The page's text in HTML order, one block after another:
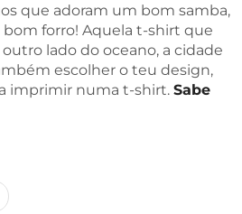
que adoram um bom samba,
forro! Aquela t-shirt que
lado do oceano, a cidade
escolher o teu design,
imprimir numa t-shirt. Sabe